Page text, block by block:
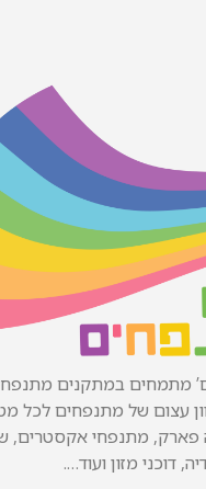
מתמחים במתקנים
עצום של מתנפחים לכל
פארק, מתנפחי אקסטרים,
דוכני מזון ועוד….